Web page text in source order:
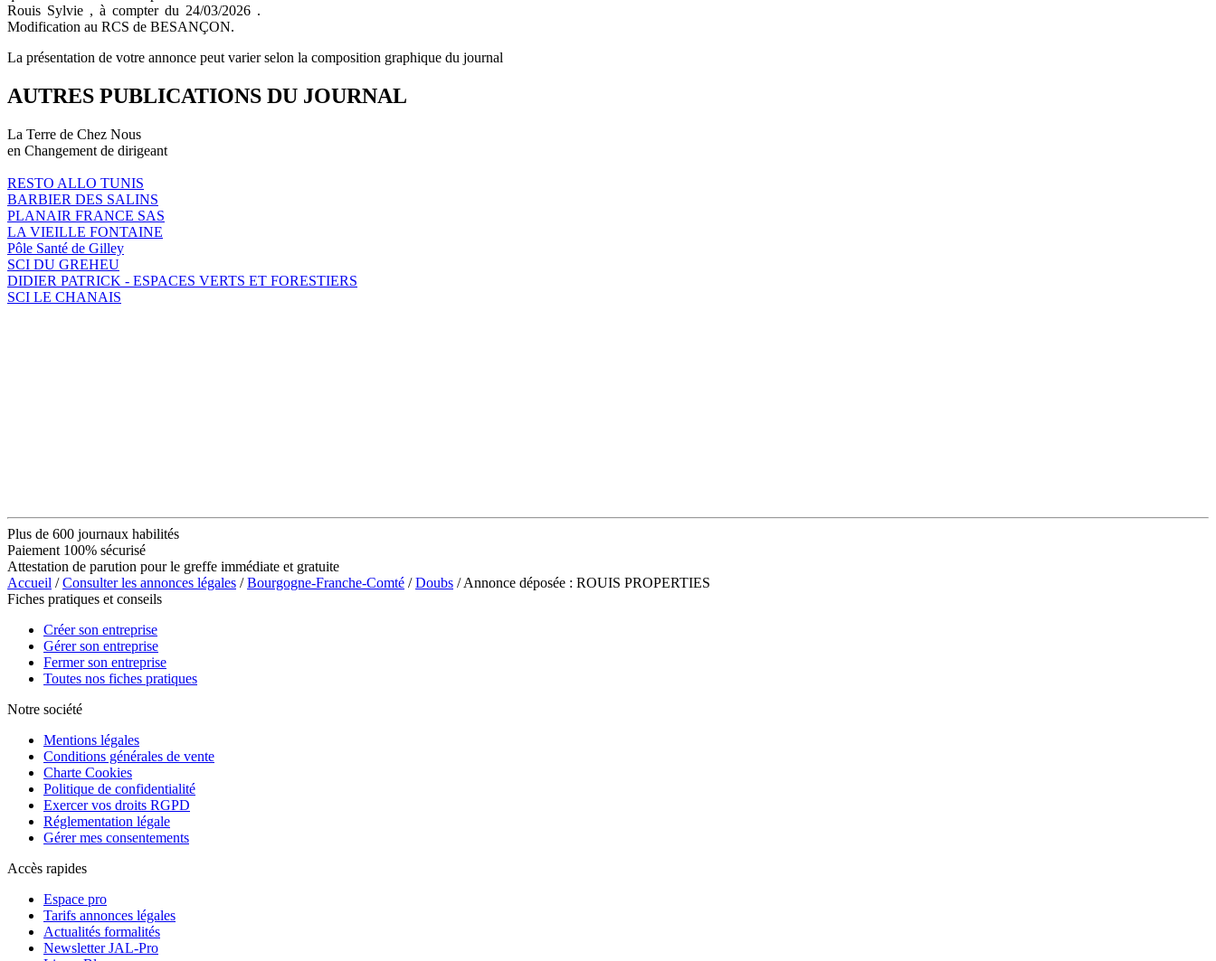
Rouis Sylvie , à compter du 24/03/2026 .
Modification au RCS de BESANÇON.
La présentation de votre annonce peut varier selon la composition graphique du journal
AUTRES PUBLICATIONS DU JOURNAL
La Terre de Chez Nous
en Changement de dirigeant
RESTO ALLO TUNIS
BARBIER DES SALINS
PLANAIR FRANCE SAS
LA VIEILLE FONTAINE
Pôle Santé de Gilley
SCI DU GREHEU
DIDIER PATRICK - ESPACES VERTS ET FORESTIERS
SCI LE CHANAIS
Plus de 600 journaux habilités
Paiement 100% sécurisé
Attestation de parution pour le greffe immédiate et gratuite
Accueil /Consulter les annonces légales /Bourgogne-Franche-Comté /Doubs / Annonce déposée : ROUIS PROPERTIES
Fiches pratiques et conseils
Créer son entreprise
Gérer son entreprise
Fermer son entreprise
Toutes nos fiches pratiques
Notre société
Mentions légales
Conditions générales de vente
Charte Cookies
Politique de confidentialité
Exercer vos droits RGPD
Réglementation légale
Gérer mes consentements
Accès rapides
Espace pro
Tarifs annonces légales
Actualités formalités
Newsletter JAL-Pro